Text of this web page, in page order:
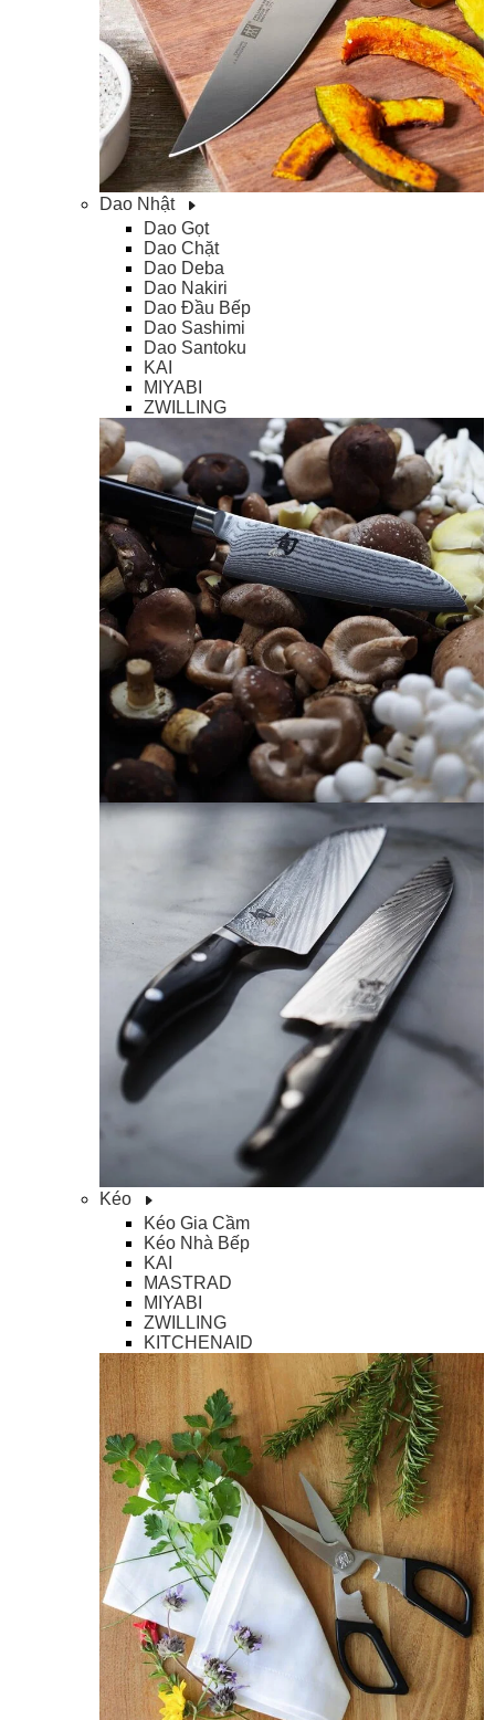
Dao Nhật
Dao Gọt
Dao Chặt
Dao Deba
Dao Nakiri
Dao Đầu Bếp
Dao Sashimi
Dao Santoku
KAI
MIYABI
ZWILLING
Kéo
Kéo Gia Cầm
Kéo Nhà Bếp
KAI
MASTRAD
MIYABI
ZWILLING
KITCHENAID